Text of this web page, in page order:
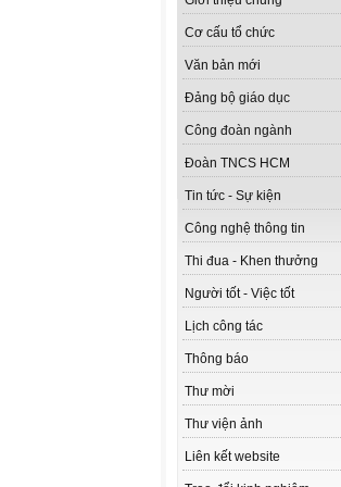
Cơ cấu tổ chức
Văn bản mới
Đảng bộ giáo dục
Công đoàn ngành
Đoàn TNCS HCM
Tin tức - Sự kiện
Công nghệ thông tin
Thi đua - Khen thưởng
Người tốt - Việc tốt
Lịch công tác
Thông báo
Thư mời
Thư viện ảnh
Liên kết website